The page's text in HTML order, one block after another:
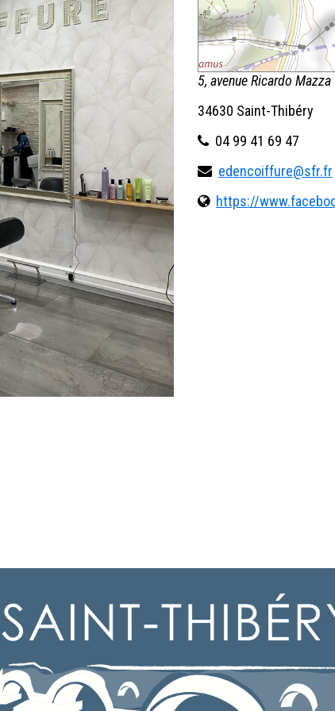
5, avenue Ricardo Mazza
34630 Saint-Thibéry
04 99 41 69 47
edencoiffure@sfr.fr
https://